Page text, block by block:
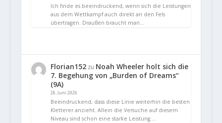
Ich finde es beeindruckend, wenn sich die Leistungen
aus dem Wettkampf auch direkt an den Fels
übertragen. Draußen braucht man…
Florian152zu Noah Wheeler holt sich die
7. Begehung von „Burden of Dreams“
(9A)
26. Juni 2026
Beeindruckend, dass diese Linie weiterhin die besten
Kletterer anzieht. Allein die Versuche auf diesem
Niveau sind schon eine starke Leistung.…